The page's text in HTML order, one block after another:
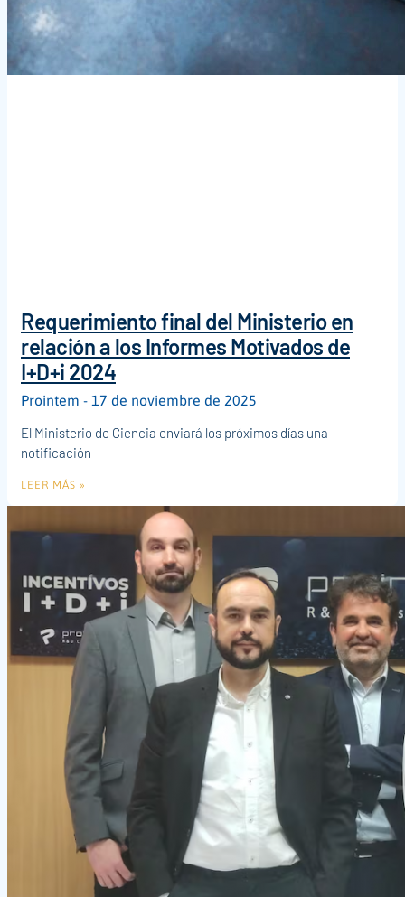
Requerimiento final del Ministerio en
relación a los Informes Motivados de
I+D+i 2024
Prointem
17 de noviembre de 2025
El Ministerio de Ciencia enviará los próximos días una
notificación
LEER MÁS »